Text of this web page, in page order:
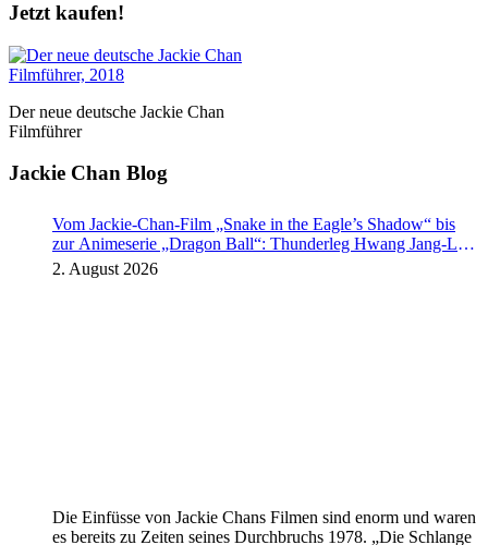
Jetzt kaufen!
Der neue deutsche Jackie Chan
Filmführer
Jackie Chan Blog
Vom Jackie-Chan-Film „Snake in the Eagle’s Shadow“ bis
zur Animeserie „Dragon Ball“: Thunderleg Hwang Jang-Lee
tritt globale Rechteoffensive los
2. August 2026
Die Einfüsse von Jackie Chans Filmen sind enorm und waren
es bereits zu Zeiten seines Durchbruchs 1978. „Die Schlange